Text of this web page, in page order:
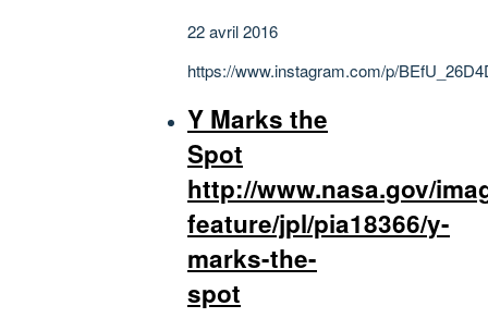
22 avril 2016
https://www.instagram.com/p/
Y Marks the
Spot
http://www.nasa.gov/
feature/jpl/pia18366/y-
marks-the-
spot